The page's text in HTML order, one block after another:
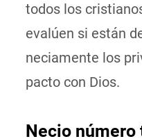
todos los
evalúen si están
neciamente los
pacto con Dios.
Necio número